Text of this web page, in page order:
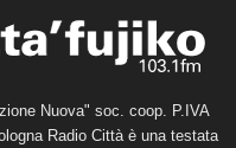
Nuova" soc. coop. P.IVA
Radio Città è una testata